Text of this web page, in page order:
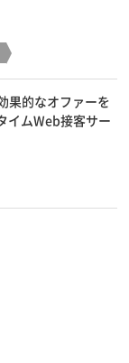
果的なオファーを
イムWeb接客サー